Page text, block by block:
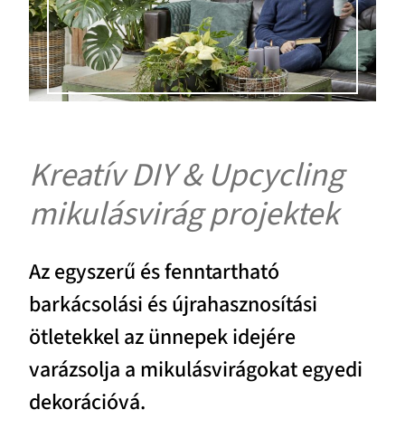
Kreatív DIY & Upcycling
mikulásvirág projektek
Az egyszerű és fenntartható
barkácsolási és újrahasznosítási
ötletekkel az ünnepek idejére
varázsolja a mikulásvirágokat egyedi
dekorációvá.